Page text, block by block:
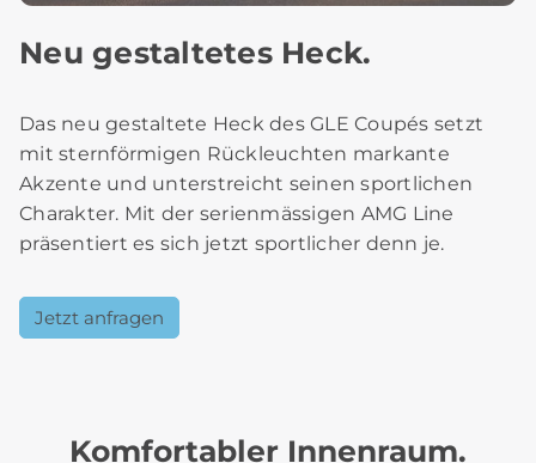
Neu gestaltetes Heck.
Das neu gestaltete Heck des GLE Coupés setzt
mit sternförmigen Rückleuchten markante
Akzente und unterstreicht seinen sportlichen
Charakter. Mit der serienmässigen AMG Line
präsentiert es sich jetzt sportlicher denn je.
Jetzt anfragen
Komfortabler Innenraum.